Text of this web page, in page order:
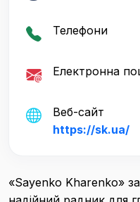
Телефони
Електронна
Веб-сайт
https://sk.ua/
«Sayenko Kharenko»